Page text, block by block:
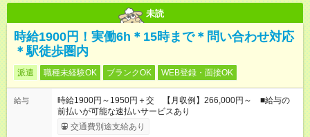
未読
時給1900円！実働6h＊15時まで＊問い合わせ対応
＊駅徒歩圏内
派遣 職種未経験OK ブランクOK WEB登録・面接OK
給与
時給1900円～1950円＋交 【月収例】266,000円～ ■給与の
前払いが可能な速払いサービスあり
交通費別途支給あり